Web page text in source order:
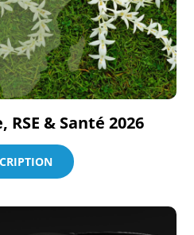
& Santé 2026